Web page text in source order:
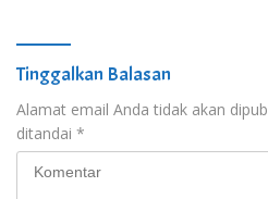
Tinggalkan Balasan
Alamat email Anda tidak akan
ditandai *